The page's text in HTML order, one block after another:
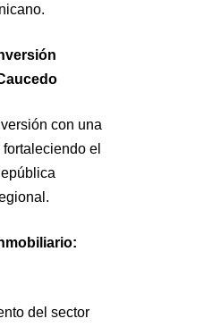
con una
el
del sector